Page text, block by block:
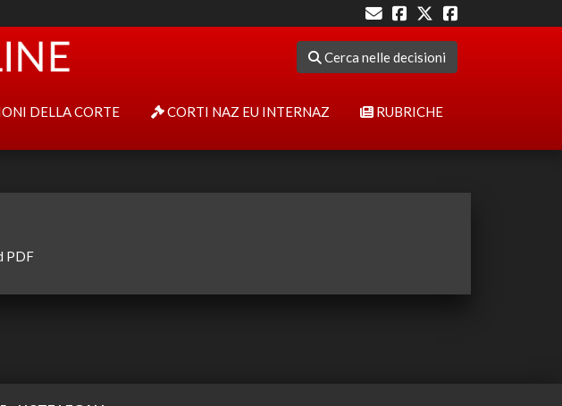
Cerca nelle decisioni
DELLA CORTE CORTI NAZ EU INTERNAZ RUBRICHE
PDF